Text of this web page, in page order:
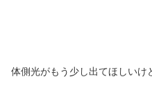
体側光がもう少し出てほしいけ